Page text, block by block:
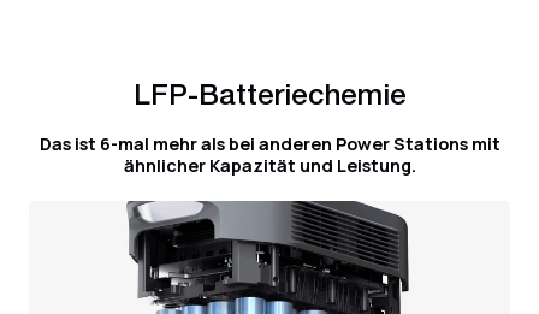
LFP-Batteriechemie
Das ist 6-mal mehr als bei anderen Power Stations mit
ähnlicher Kapazität und Leistung.